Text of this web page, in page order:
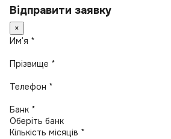
Відправити заявку
×
Имʼя *
Прізвище *
Телефон *
Банк *
Кількість місяців *